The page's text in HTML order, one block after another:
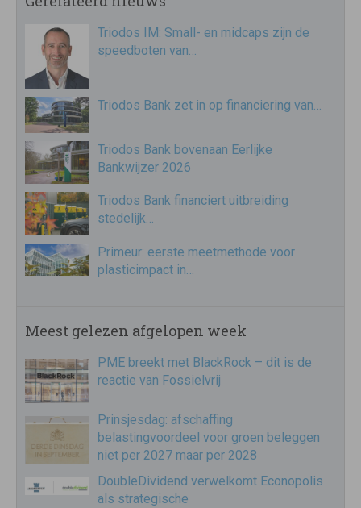
Triodos IM: Small- en midcaps zijn de
speedboten van…
Triodos Bank zet in op financiering van…
Triodos Bank bovenaan Eerlijke
Bankwijzer 2026
Triodos Bank financiert uitbreiding
stedelijk…
Primeur: eerste meetmethode voor
plasticimpact in…
Meest gelezen afgelopen week
PME breekt met BlackRock – dit is de
reactie van Fossielvrij
Prinsjesdag: afschaffing
belastingvoordeel voor groen beleggen
niet per 2027 maar per 2028
DoubleDividend verwelkomt Econopolis
als strategische